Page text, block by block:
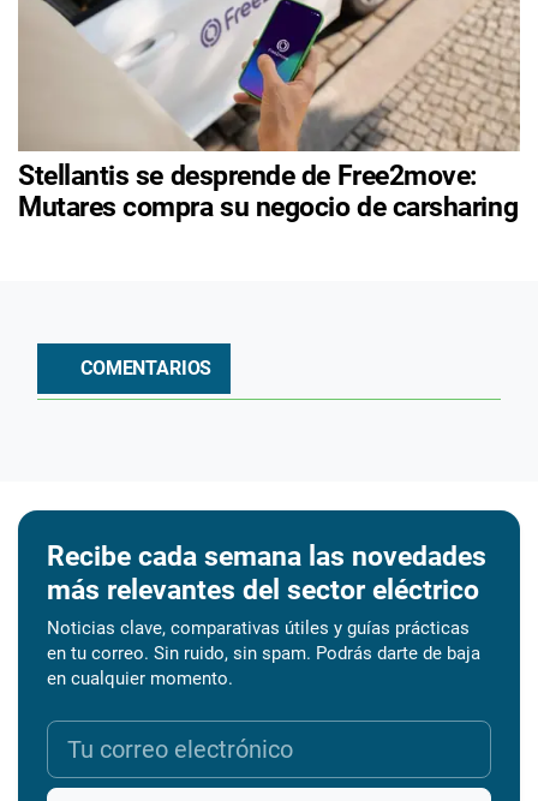
Stellantis se desprende de Free2move:
Mutares compra su negocio de carsharing
COMENTARIOS
Recibe cada semana las novedades
más relevantes del sector eléctrico
Noticias clave, comparativas útiles y guías prácticas
en tu correo. Sin ruido, sin spam. Podrás darte de baja
en cualquier momento.